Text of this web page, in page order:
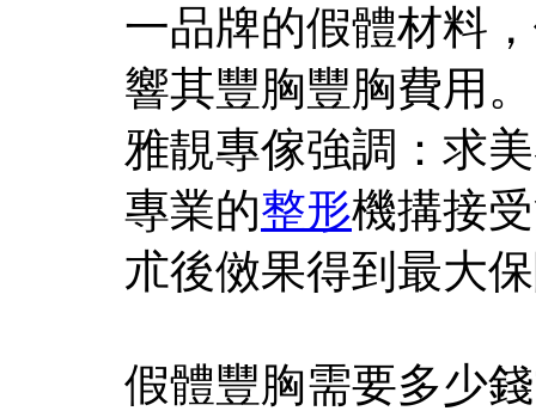
一品牌的假體材料
響其豐胸豐胸費用。
雅靚專傢強調：求
專業的整形機搆接
朮後傚果得到最大
假體豐胸需要多少